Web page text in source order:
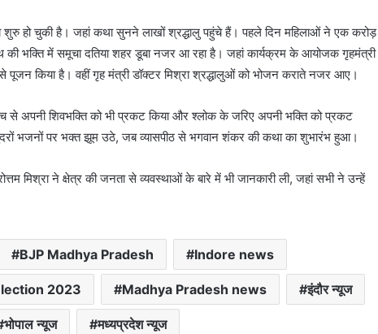
शुरु हो चुकी है। जहां कथा सुनने लाखों श्रद्धालु पहुंचे हैं। पहले दिन महिलाओं ने एक करोड़
की भक्ति में समूचा दतिया शहर डूबा नजर आ रहा है। जहां कार्यक्रम के आयोजक गृहमंत्री
से पूजन किया है। वहीं गृह मंत्री डॉक्टर मिश्रा श्रद्धालुओं को भोजन कराते नजर आए।
से अपनी शिवभक्ति को भी प्रकट किया और श्लोक के जरिए अपनी भक्ति को प्रकट
भजनों पर भक्त झूम उठे, जब व्यासपीठ से भगवान शंकर की कथा का शुभारंभ हुआ।
मिश्रा ने क्षेत्र की जनता से व्यवस्थाओं के बारे में भी जानकारी ली, जहां सभी ने उन्हें
BJP Madhya Pradesh Indore news
2023 Madhya Pradesh news इंदौर न्यूज
भोपाल न्यूज मध्यप्रदेश न्यूज